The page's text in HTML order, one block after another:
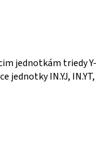
jednotkám triedy Y-
jednotky IN.YJ, IN.YT,